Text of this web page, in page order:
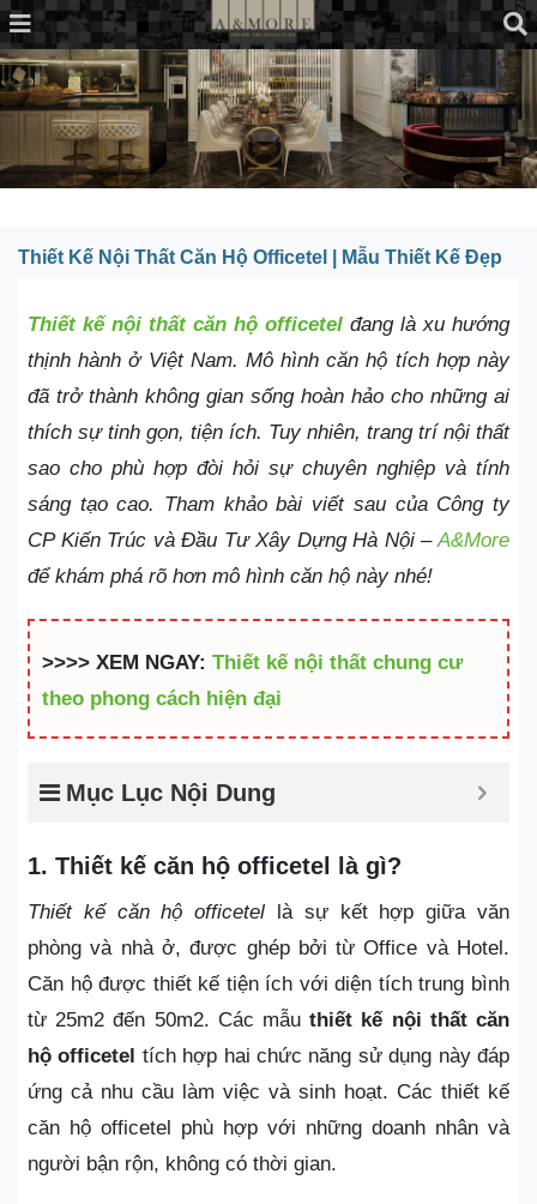
Thiết Kế Nội Thất Căn Hộ Officetel | Mẫu Thiết Kế Đẹp
Thiết kế nội thất căn hộ officetel đang là xu hướng
thịnh hành ở Việt Nam. Mô hình căn hộ tích hợp này
đã trở thành không gian sống hoàn hảo cho những ai
thích sự tinh gọn, tiện ích. Tuy nhiên, trang trí nội thất
sao cho phù hợp đòi hỏi sự chuyên nghiệp và tính
sáng tạo cao. Tham khảo bài viết sau của Công ty
CP Kiến Trúc và Đầu Tư Xây Dựng Hà Nội –A&More
để khám phá rõ hơn mô hình căn hộ này nhé!
>>>> XEM NGAY: Thiết kế nội thất chung cư
theo phong cách hiện đại
Mục Lục Nội Dung
1. Thiết kế căn hộ officetel là gì?
Thiết kế căn hộ officetel là sự kết hợp giữa văn
phòng và nhà ở, được ghép bởi từ Office và Hotel.
Căn hộ được thiết kế tiện ích với diện tích trung bình
từ 25m2 đến 50m2. Các mẫuthiết kế nội thất căn
hộ officetel tích hợp hai chức năng sử dụng này đáp
ứng cả nhu cầu làm việc và sinh hoạt. Các thiết kế
căn hộ officetel phù hợp với những doanh nhân và
người bận rộn, không có thời gian.